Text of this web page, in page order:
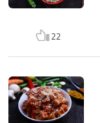
22